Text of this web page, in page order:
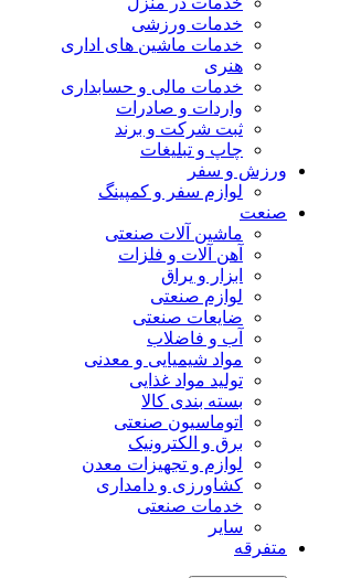
خدمات ورزشی
خدمات ماشین های اداری
هنری
خدمات مالی و حسابداری
واردات و صادرات
ثبت شرکت و برند
چاپ و تبلیغات
ورزش و سفر
لوازم سفر و کمپینگ
صنعت
ماشین آلات صنعتی
آهن آلات و فلزات
ابزار و یراق
لوازم صنعتی
ضایعات صنعتی
آب و فاضلاب
مواد شیمیایی و معدنی
تولید مواد غذایی
بسته بندی کالا
اتوماسیون صنعتی
برق و الکترونیک
لوازم و تجهیزات معدن
کشاورزی و دامداری
خدمات صنعتی
سایر
متفرقه